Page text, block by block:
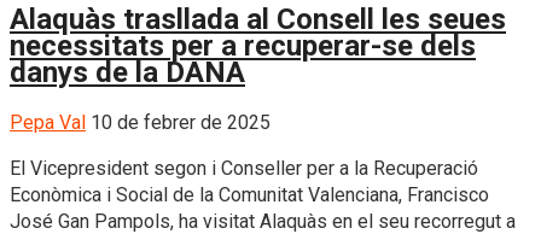
Alaquàs trasllada al Consell les seues
necessitats per a recuperar-se dels
danys de la DANA
Pepa Val 10 de febrer de 2025
El Vicepresident segon i Conseller per a la Recuperació
Econòmica i Social de la Comunitat Valenciana, Francisco
José Gan Pampols, ha visitat Alaquàs en el seu recorregut a